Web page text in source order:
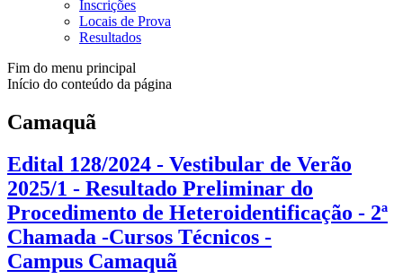
Inscrições
Locais de Prova
Resultados
Fim do menu principal
Início do conteúdo da página
Camaquã
Edital 128/2024 - Vestibular de Verão
2025/1 - Resultado Preliminar do
Procedimento de Heteroidentificação - 2ª
Chamada -Cursos Técnicos -
Campus Camaquã